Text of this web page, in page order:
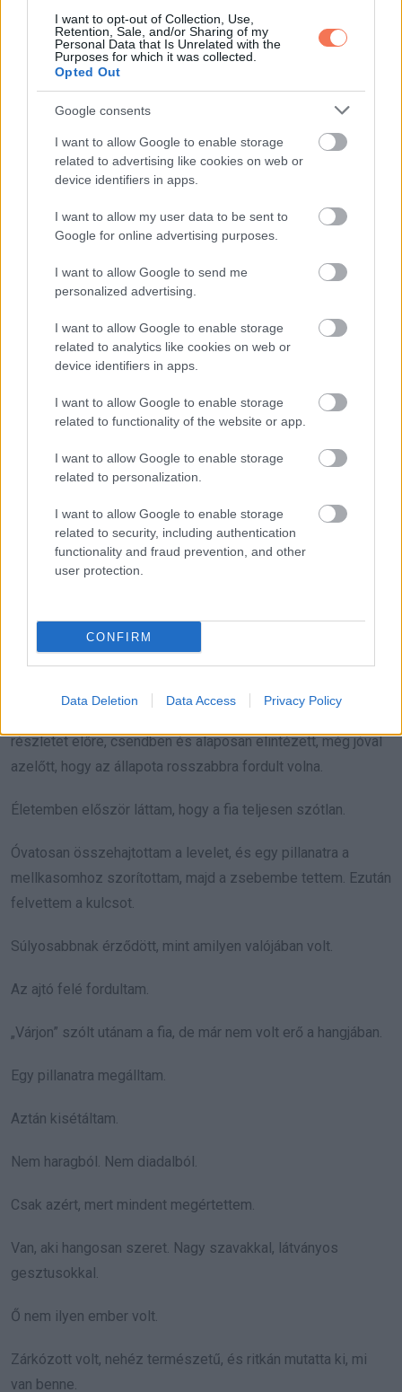
I want to opt-out of Collection, Use,
Retention, Sale, and/or Sharing of my
Personal Data that Is Unrelated with the
Purposes for which it was collected.
Opted Out
Google consents
I want to allow Google to enable storage
related to advertising like cookies on web or
device identifiers in apps.
I want to allow my user data to be sent to
Google for online advertising purposes.
I want to allow Google to send me
personalized advertising.
I want to allow Google to enable storage
related to analytics like cookies on web or
device identifiers in apps.
I want to allow Google to enable storage
related to functionality of the website or app.
I want to allow Google to enable storage
related to personalization.
I want to allow Google to enable storage
related to security, including authentication
functionality and fraud prevention, and other
user protection.
CONFIRM
Data Deletion Data Access Privacy Policy
„Az ügyvéd megerősítette” mondta a fia üres hangon.
„Hónapokkal ezelőtt átíratta. Jogilag is a magáé.”
Egy kis faház a tónál.
Emlékeztem rá. Néha szóba hozta, azokon a ritka napokon,
amikor kedve volt a múltról beszélni. Azt mondta, az volt az
És azt nekem adta.
Nem valaki másnak.
részletet előre, csendben és alaposan elintézett, még jóval
azelőtt, hogy az állapota rosszabbra fordult volna.
Életemben először láttam, hogy a fia teljesen szótlan.
Óvatosan összehajtottam a levelet, és egy pillanatra a
mellkasomhoz szorítottam, majd a zsebembe tettem. Ezután
felvettem a kulcsot.
Súlyosabbnak érződött, mint amilyen valójában volt.
Az ajtó felé fordultam.
„Várjon” szólt utánam a fia, de már nem volt erő a hangjában.
Egy pillanatra megálltam.
Aztán kisétáltam.
Nem haragból. Nem diadalból.
Csak azért, mert mindent megértettem.
Van, aki hangosan szeret. Nagy szavakkal, látványos
gesztusokkal.
Ő nem ilyen ember volt.
Zárkózott volt, nehéz természetű, és ritkán mutatta ki, mi
van benne.